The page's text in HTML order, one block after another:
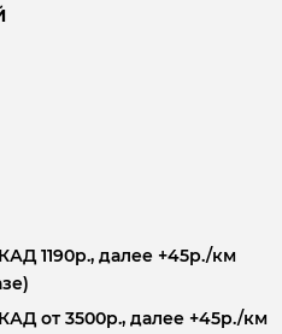
1190р., далее +45р./км
от 3500р., далее +45р./км